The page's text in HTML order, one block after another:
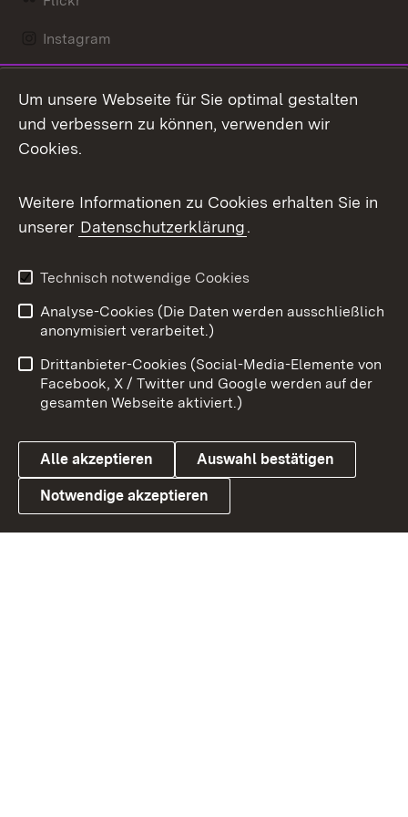
Instagram
Mastodon
Messenger
Social Wall
X / Twitter
Youtube
Link zum Landesportal
Benutzungshinweise
Barrierefreiheit
Datenschutz
Cookies
Um unsere Webseite für Sie optimal gestalten
und verbessern zu können, verwenden wir
Cookies.
Weitere Informationen zu Cookies erhalten Sie in
unserer Datenschutzerklärung.
Technisch notwendige Cookies
Analyse-Cookies (Die Daten werden ausschließlich
anonymisiert verarbeitet.)
Drittanbieter-Cookies (Social-Media-Elemente von
Facebook, X / Twitter und Google werden auf der
gesamten Webseite aktiviert.)
Alle akzeptieren Auswahl bestätigen
Notwendige akzeptieren